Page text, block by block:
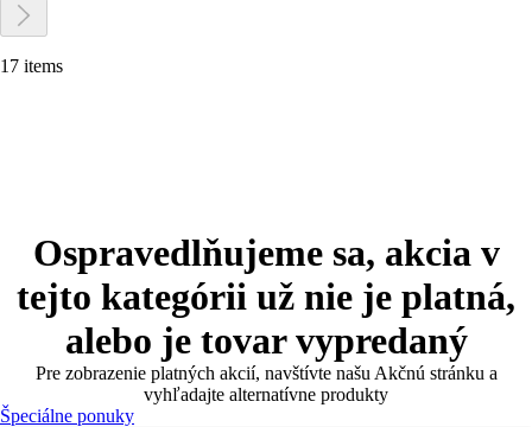
17 items
Ospravedlňujeme sa, akcia v
tejto kategórii už nie je platná,
alebo je tovar vypredaný
Pre zobrazenie platných akcií, navštívte našu Akčnú stránku a
vyhľadajte alternatívne produkty
Špeciálne ponuky